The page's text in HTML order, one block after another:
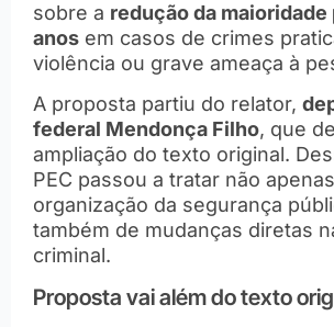
sobre a redução da maioridade
anos em casos de crimes
violência ou grave ameaça à
A proposta partiu do relator,
federal Mendonça Filho, que
ampliação do texto original.
PEC passou a tratar não
organização da segurança
também de mudanças diretas
criminal.
Proposta vai além do texto